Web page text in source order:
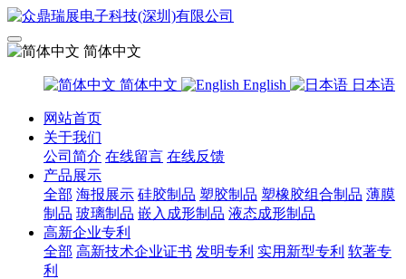
简体中文
简体中文 English 日本语
网站首页
关于我们
公司简介 在线留言 在线反馈
产品展示
全部 海报展示 硅胶制品 塑胶制品 塑橡胶组合制品 薄膜
制品 玻璃制品 嵌入成形制品 液态成形制品
高新企业专利
全部 高新技术企业证书 发明专利 实用新型专利 软著专
利